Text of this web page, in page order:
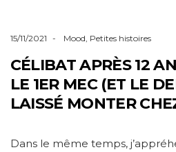
15/11/2021 Mood Petites histoires
CÉLIBAT APRÈS 12
LE 1ER MEC (ET LE
LAISSÉ MONTER
Dans le même temps,